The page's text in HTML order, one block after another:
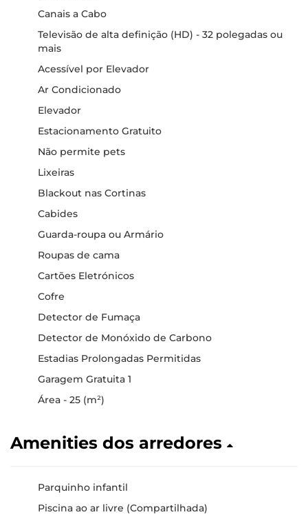
Canais a Cabo
Televisão de alta definição (HD) - 32 polegadas ou
mais
Acessível por Elevador
Ar Condicionado
Elevador
Estacionamento Gratuito
Não permite pets
Lixeiras
Blackout nas Cortinas
Cabides
Guarda-roupa ou Armário
Roupas de cama
Cartões Eletrónicos
Cofre
Detector de Fumaça
Detector de Monóxido de Carbono
Estadias Prolongadas Permitidas
Garagem Gratuita 1
Área - 25 (m²)
Amenities dos arredores
Parquinho infantil
Piscina ao ar livre (Compartilhada)